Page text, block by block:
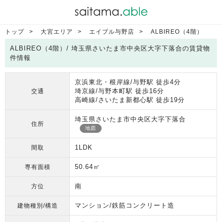
トップ 大宮エリア エイブル与野店 ALBIREO（4階）
ALBIREO（4階）/ 埼玉県さいたま市中央区大字下落合の賃貸物
件情報
交通
京浜東北・根岸線/与野駅 徒歩4分
埼京線/与野本町駅 徒歩16分
高崎線/さいたま新都心駅 徒歩19分
住所
埼玉県さいたま市中央区大字下落合
地図
間取 1LDK
専有面積 50.64㎡
方位 南
建物種別/構造 マンション/鉄筋コンクリート造